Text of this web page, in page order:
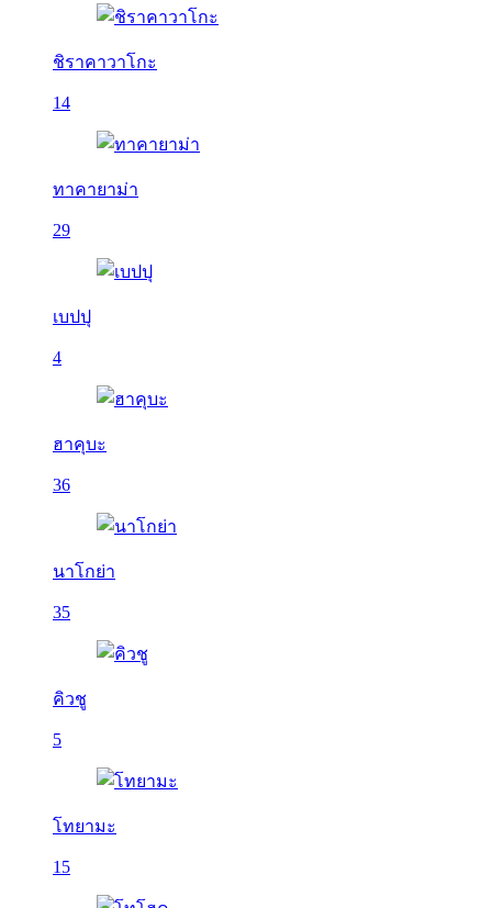
ชิราคาวาโกะ
14
ทาคายาม่า
29
เบปปุ
4
ฮาคุบะ
36
นาโกย่า
35
คิวชู
5
โทยามะ
15